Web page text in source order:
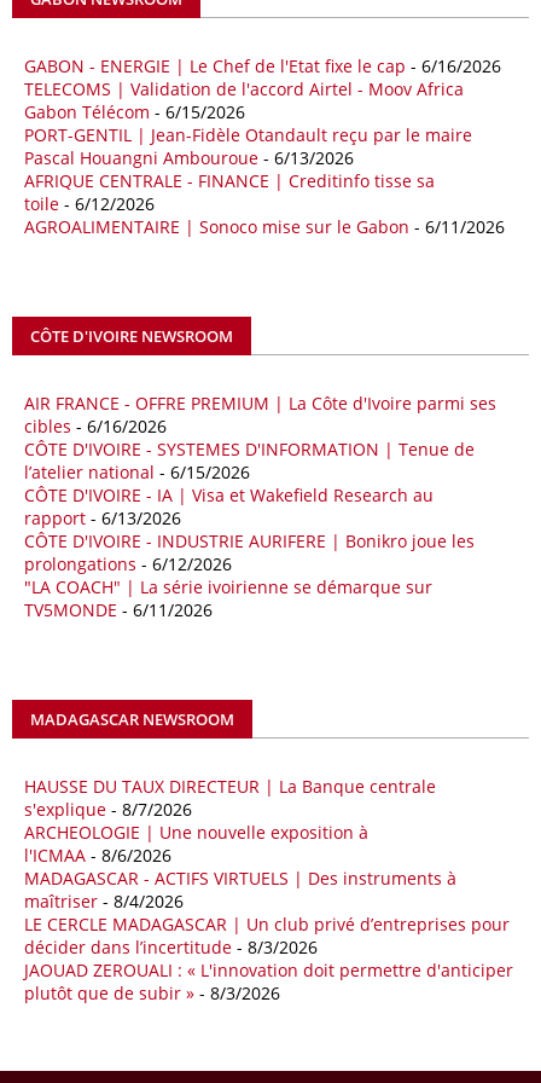
Le déficit commercial de l’Afrique avec la Chine s’est creusé de 48,27
même période de 2025 pour s’établir à 36,8 milliards de dollars, en
raison notamment d’une forte hausse des exportations de l’empire du
Milieu vers le continent. Les exportations chinoises vers les pays
africains ont connu une hausse de 28 % entre le 1er janvier et le 30
avril, à 81,82 milliards de dollars. Durant la même période, les
importations chinoises en provenance du continent ont atteint 45,02
milliards de dollars, un montant en hausse de 14,5% par rapport aux
quatre premiers mois de 2025.
Les deux pays veulent accélérer leurs projets gaziers communs, afin
de sécuriser davantage les approvisionnements énergétiques en
géopolitiques internationales et des perturbations sur le marché
mondial du gaz. Réunis à Rome le jeudi 7 mai, la Première ministre
italienne Giorgia Meloni, et le chef du gouvernement libyen
Abdulhamid Dbeibah, ont affiché leur volonté de renforcer la
coopération et les investissements dans le secteur énergétique. Cette
séquence survient alors que Rome cherche à réduire son exposition
aux chocs affectant les flux mondiaux de l’énergie.
18/04/26 ALGERIE - BP
l’est du pays jugée peu explorée malgré son potentiel. BP pourra y
lancer ses premières opérations de prospection sur le terrain portant
sur l’acquisition et l’interprétation de données géologiques et
géophysiques.
18/04/26 OUGANDA - CITIBANK
Les autorités ougandaises ont annoncé avoir mandaté la banque
américaine Citibank pour arranger la mobilisation des financements
nécessaires à la construction du chemin de fer à écartement standard
GABON - ENERGIE | Le Chef de l'Etat fixe le cap - 6/16/2026
TELECOMS | Validation de l'accord Airtel - Moov Africa
Gabon Télécom - 6/15/2026
PORT-GENTIL | Jean-Fidèle Otandault reçu par le maire
Pascal Houangni Ambouroue - 6/13/2026
AFRIQUE CENTRALE - FINANCE | Creditinfo tisse sa
toile - 6/12/2026
AGROALIMENTAIRE | Sonoco mise sur le Gabon - 6/11/2026
CÔTE D'IVOIRE NEWSROOM
AIR FRANCE - OFFRE PREMIUM | La Côte d'Ivoire parmi ses
cibles - 6/16/2026
CÔTE D'IVOIRE - SYSTEMES D'INFORMATION | Tenue de
l’atelier national - 6/15/2026
CÔTE D'IVOIRE - IA | Visa et Wakefield Research au
rapport - 6/13/2026
CÔTE D'IVOIRE - INDUSTRIE AURIFERE | Bonikro joue les
prolongations - 6/12/2026
"LA COACH" | La série ivoirienne se démarque sur
TV5MONDE - 6/11/2026
MADAGASCAR NEWSROOM
HAUSSE DU TAUX DIRECTEUR | La Banque centrale
s'explique - 8/7/2026
ARCHEOLOGIE | Une nouvelle exposition à
l'ICMAA - 8/6/2026
MADAGASCAR - ACTIFS VIRTUELS | Des instruments à
maîtriser - 8/4/2026
LE CERCLE MADAGASCAR | Un club privé d’entreprises pour
décider dans l’incertitude - 8/3/2026
JAOUAD ZEROUALI : « L'innovation doit permettre d'anticiper
plutôt que de subir » - 8/3/2026